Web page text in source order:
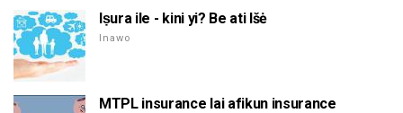
Iṣura ile - kini yi? Be ati Išė
Inawo
MTPL insurance lai afikun insurance